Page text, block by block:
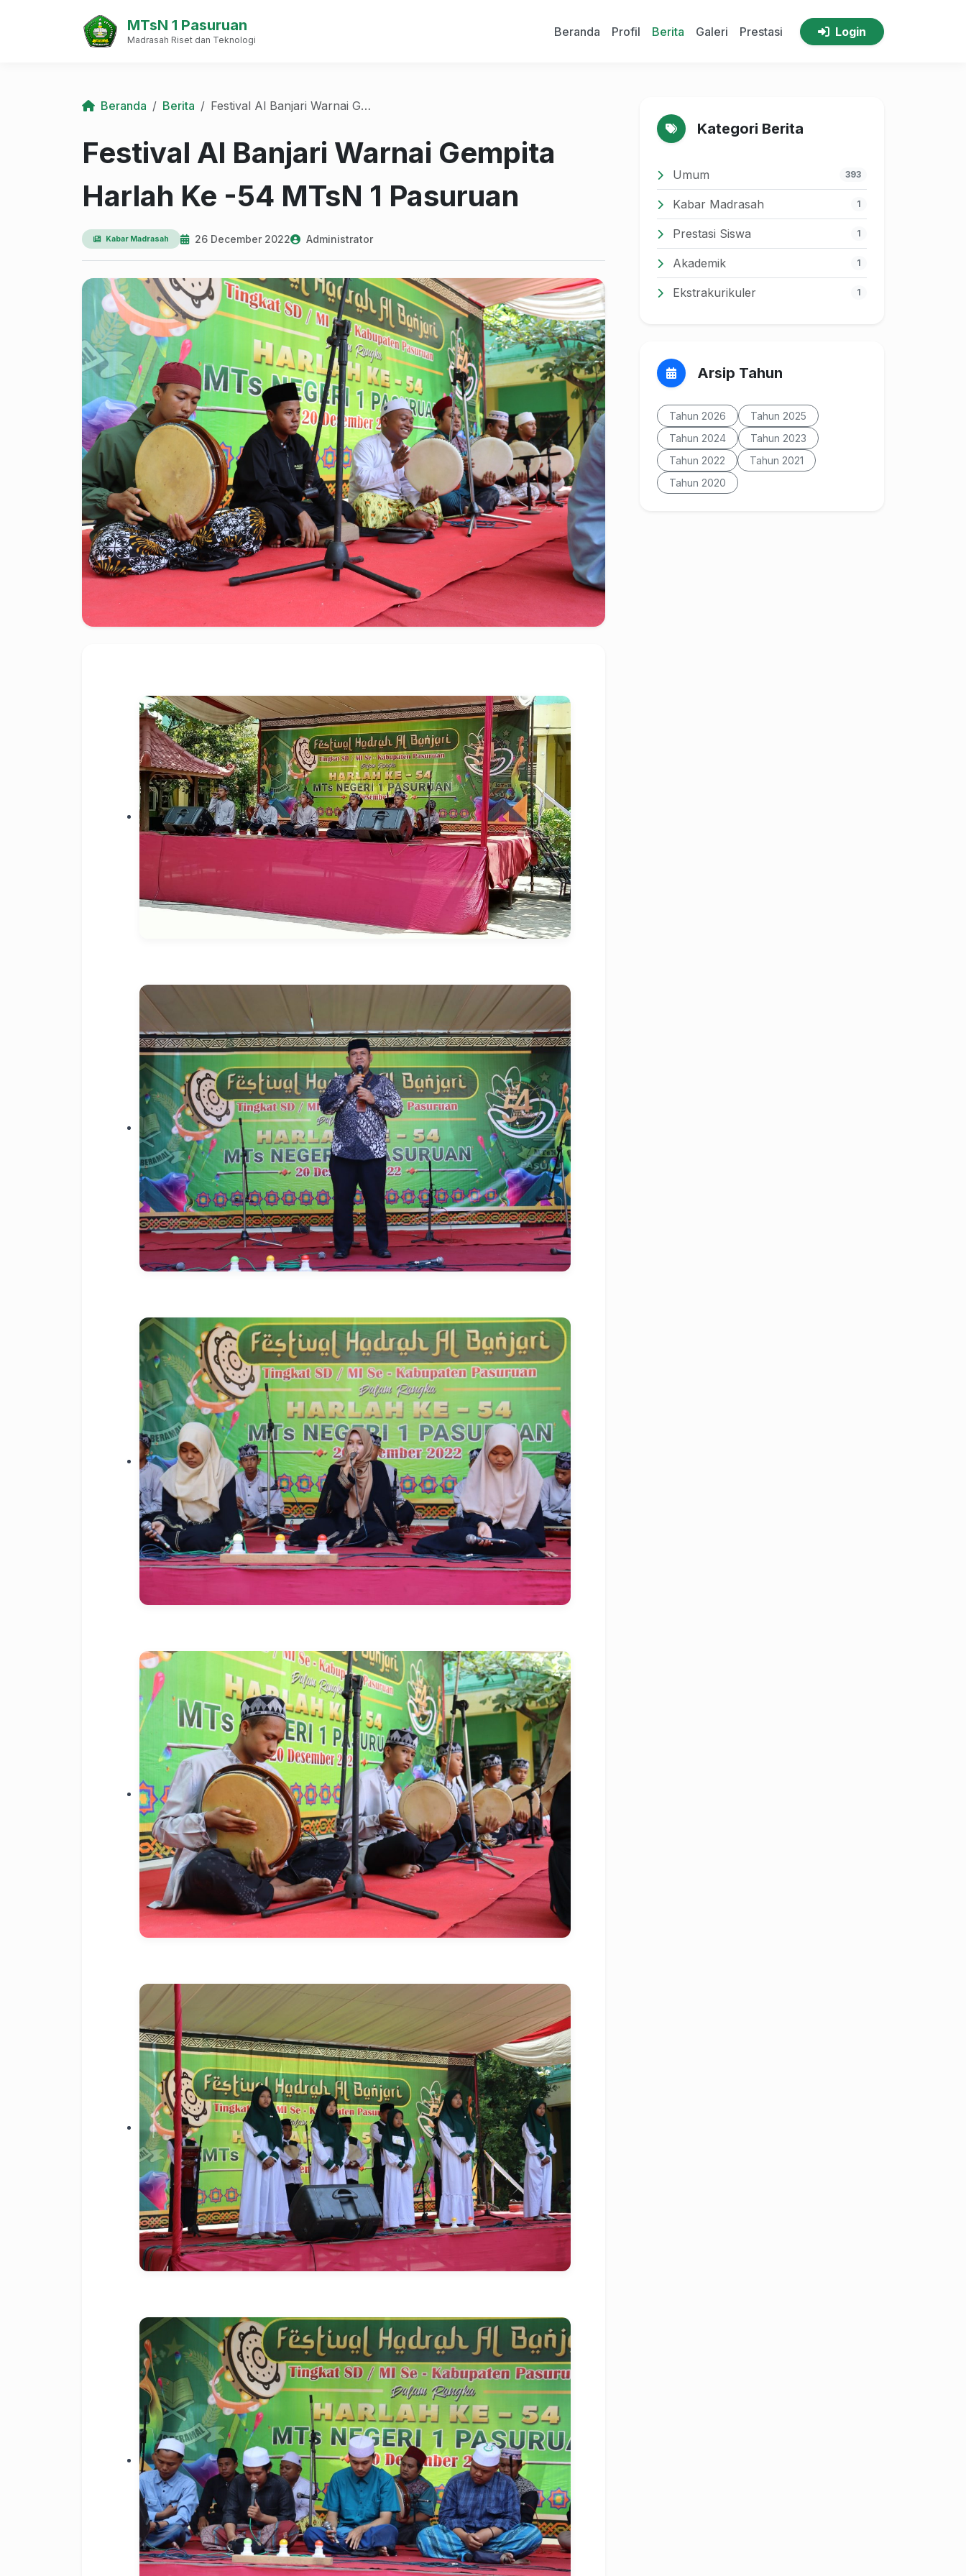
MTsN 1 Pasuruan
Madrasah Riset dan Teknologi
Beranda Profil Berita Galeri Prestasi Login
Beranda Berita Festival Al Banjari Warnai Gempita Harlah Ke -54 MTsN 1 Pasuruan
Festival Al Banjari Warnai Gempita
Harlah Ke -54 MTsN 1 Pasuruan
Kabar Madrasah 26 December 2022 Administrator
Kategori Berita
Umum 393
Kabar Madrasah 1
Prestasi Siswa 1
Akademik 1
Ekstrakurikuler 1
Arsip Tahun
Tahun 2026
Tahun 2025
Tahun 2024
Tahun 2023
Tahun 2022
Tahun 2021
Tahun 2020